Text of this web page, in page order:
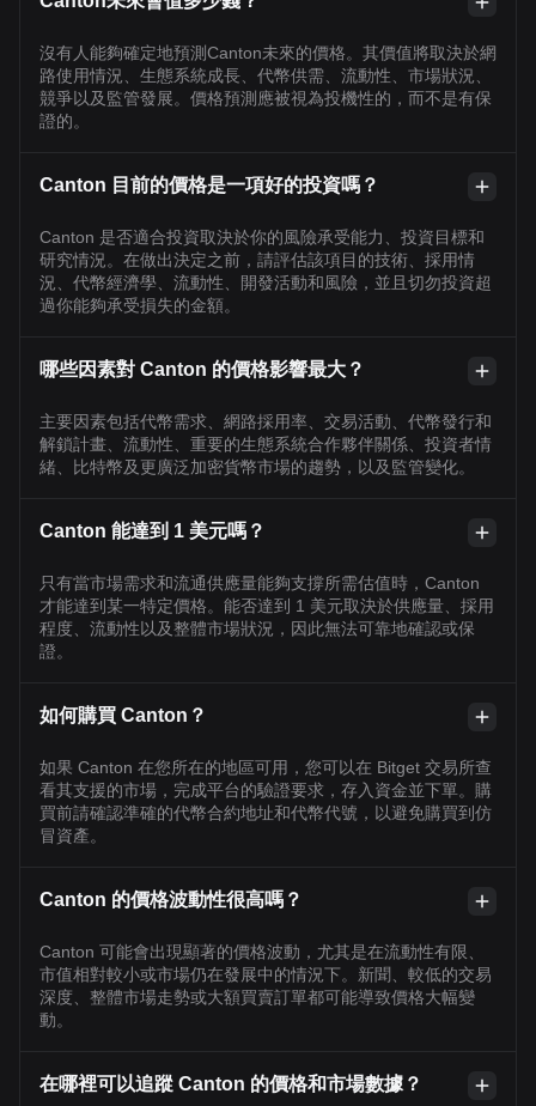
沒有人能夠確定地預測Canton未來的價格。其價值將取決於網
路使用情況、生態系統成長、代幣供需、流動性、市場狀況、
競爭以及監管發展。價格預測應被視為投機性的，而不是有保
證的。
Canton 目前的價格是一項好的投資嗎？
Canton 是否適合投資取決於你的風險承受能力、投資目標和
研究情況。在做出決定之前，請評估該項目的技術、採用情
況、代幣經濟學、流動性、開發活動和風險，並且切勿投資超
過你能夠承受損失的金額。
哪些因素對 Canton 的價格影響最大？
主要因素包括代幣需求、網路採用率、交易活動、代幣發行和
解鎖計畫、流動性、重要的生態系統合作夥伴關係、投資者情
緒、比特幣及更廣泛加密貨幣市場的趨勢，以及監管變化。
Canton 能達到 1 美元嗎？
只有當市場需求和流通供應量能夠支撐所需估值時，Canton
才能達到某一特定價格。能否達到 1 美元取決於供應量、採用
程度、流動性以及整體市場狀況，因此無法可靠地確認或保
證。
如何購買 Canton？
如果 Canton 在您所在的地區可用，您可以在 Bitget 交易所查
看其支援的市場，完成平台的驗證要求，存入資金並下單。購
買前請確認準確的代幣合約地址和代幣代號，以避免購買到仿
冒資產。
Canton 的價格波動性很高嗎？
Canton 可能會出現顯著的價格波動，尤其是在流動性有限、
市值相對較小或市場仍在發展中的情況下。新聞、較低的交易
深度、整體市場走勢或大額買賣訂單都可能導致價格大幅變
動。
在哪裡可以追蹤 Canton 的價格和市場數據？